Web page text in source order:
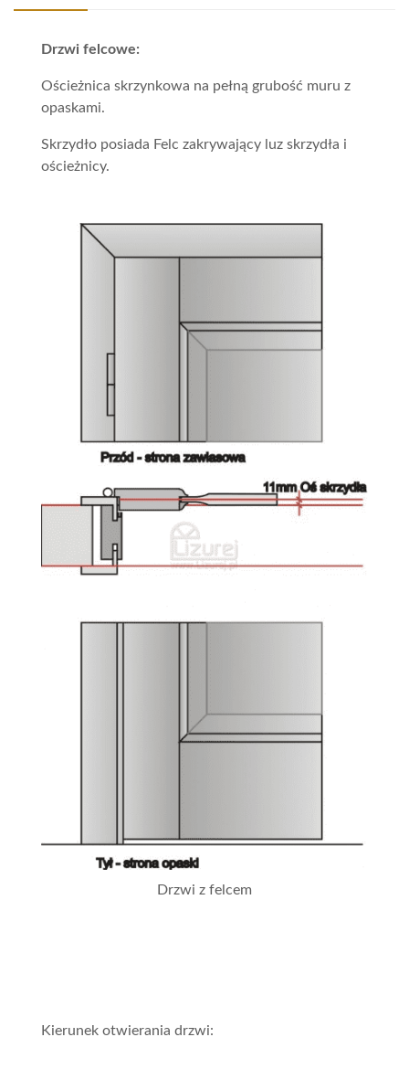
Drzwi felcowe:
Ościeżnica skrzynkowa na pełną grubość muru z
opaskami.
Skrzydło posiada Felc zakrywający luz skrzydła i
ościeżnicy.
Drzwi z felcem
Kierunek otwierania drzwi: